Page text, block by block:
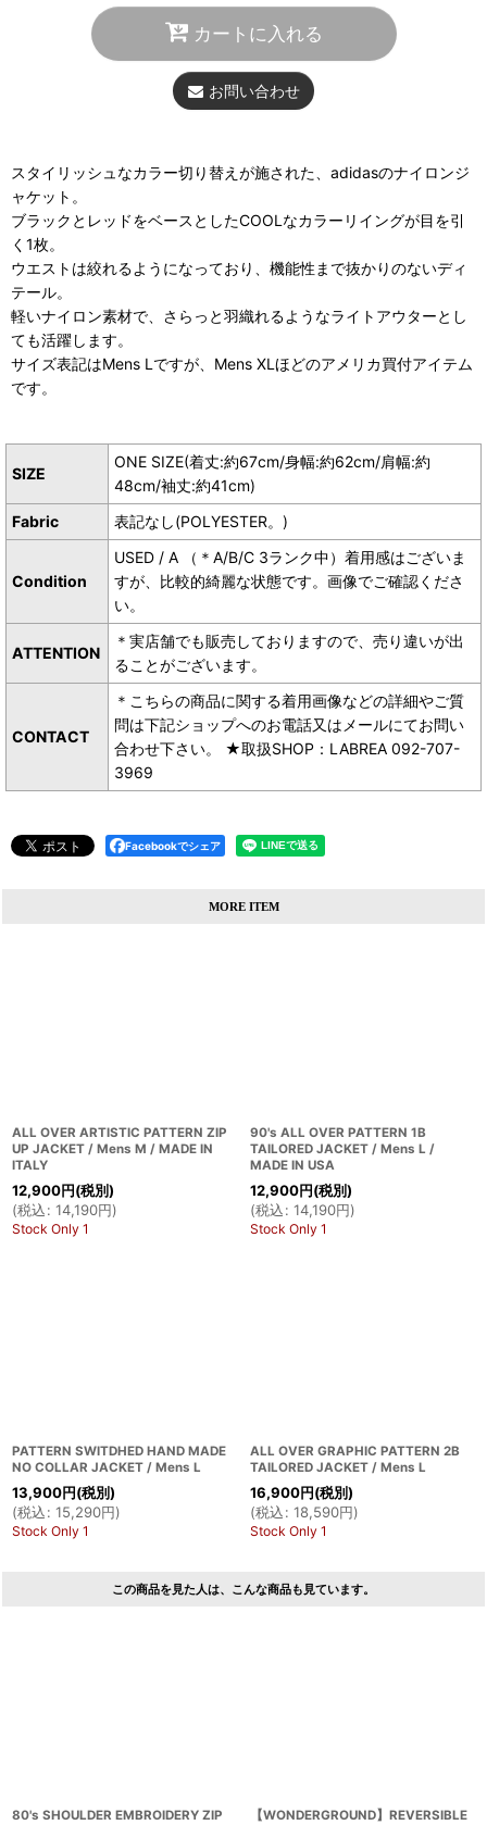
カートに入れる
お問い合わせ
スタイリッシュなカラー切り替えが施された、adidasのナイロンジ
ャケット。
ブラックとレッドをベースとしたCOOLなカラーリイングが目を引
く1枚。
ウエストは絞れるようになっており、機能性まで抜かりのないディ
テール。
軽いナイロン素材で、さらっと羽織れるようなライトアウターとし
ても活躍します。
サイズ表記はMens Lですが、Mens XLほどのアメリカ買付アイテム
です。
SIZE
ONE SIZE(着丈:約67cm/身幅:約62cm/肩幅:約
48cm/袖丈:約41cm)
Fabric
表記なし(POLYESTER。)
Condition
USED / A （＊A/B/C 3ランク中）着用感はございま
すが、比較的綺麗な状態です。画像でご確認くださ
い。
ATTENTION
＊実店舗でも販売しておりますので、売り違いが出
ることがございます。
CONTACT
＊こちらの商品に関する着用画像などの詳細やご質
問は下記ショップへのお電話又はメールにてお問い
合わせ下さい。 ★取扱SHOP：LABREA 092-707-
3969
Facebookでシェア
MORE ITEM
ALL OVER ARTISTIC PATTERN ZIP
UP JACKET / Mens M / MADE IN
ITALY
12,900円(税別)
(税込: 14,190円)
Stock Only 1
90's ALL OVER PATTERN 1B
TAILORED JACKET / Mens L /
MADE IN USA
12,900円(税別)
(税込: 14,190円)
Stock Only 1
PATTERN SWITDHED HAND MADE
NO COLLAR JACKET / Mens L
13,900円(税別)
(税込: 15,290円)
Stock Only 1
ALL OVER GRAPHIC PATTERN 2B
TAILORED JACKET / Mens L
16,900円(税別)
(税込: 18,590円)
Stock Only 1
この商品を見た人は、こんな商品も見ています。
80's SHOULDER EMBROIDERY ZIP
【WONDERGROUND】REVERSIBLE